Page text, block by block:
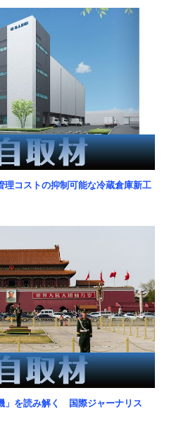
理コストの抑制可能な冷蔵倉庫新工
」を読み解く 国際ジャーナリス